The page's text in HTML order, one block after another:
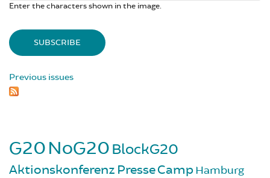
Enter the characters shown in the image.
Previous issues
G20NoG20 BlockG20
Aktionskonferenz PresseCampHamburg